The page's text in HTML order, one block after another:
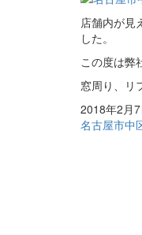
店舗内が見
した。
この度は弊
窓周り、リ
2018年2月
名古屋市中